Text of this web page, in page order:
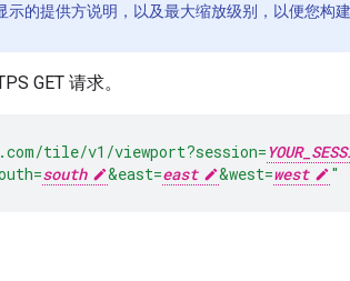
示的提供方说明，以及最大缩放级别，以便您构
GET 请求。
tile/v1/viewport?session=
south &east=east &west=west "